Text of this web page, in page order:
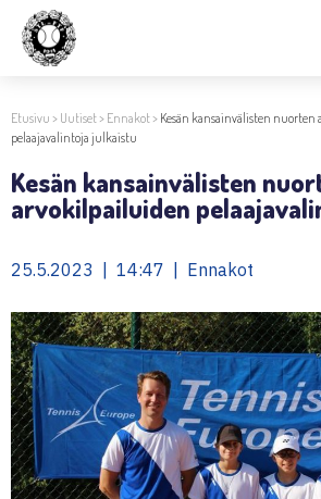
Etusivu > Uutiset> Ennakot> Kesän kansainvälisten
pelaajavalintoja julkaistu
Kesän kansainvälisten
arvokilpailuiden
25.5.2023 | 14:47 | Ennakot